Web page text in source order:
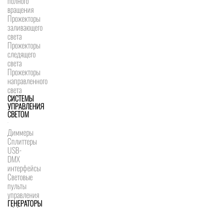
вращения
Прожекторы
заливающего
света
Прожекторы
следящего
света
Прожекторы
направленного
света
СИСТЕМЫ
УПРАВЛЕНИЯ
СВЕТОМ
Диммеры
Сплиттеры
USB-
DMX
интерфейсы
Световые
пульты
управления
ГЕНЕРАТОРЫ